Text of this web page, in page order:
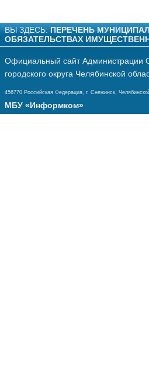
ВЫ ЗДЕСЬ: ПЕРЕЧЕНЬ
ОБЯЗАТЕЛЬСТВАХ
Официальный сайт Администрации
городского округа Челябинской
456770 Российская Федерация, г. Снежинск,
МБУ «Информком»